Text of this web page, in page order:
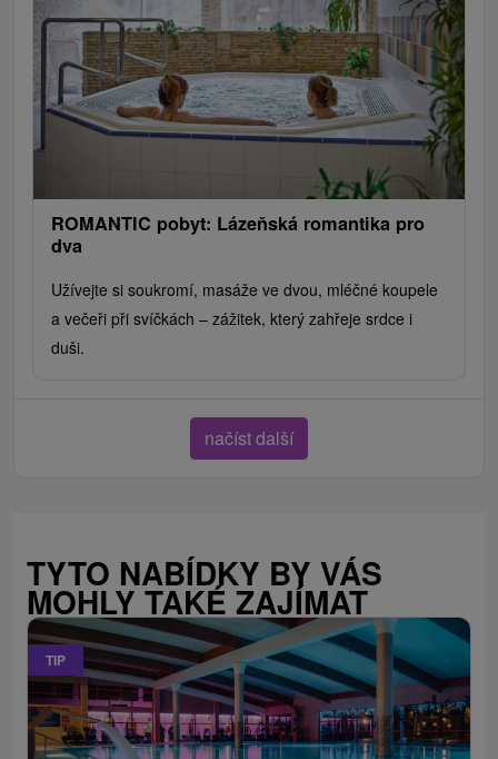
ROMANTIC pobyt: Lázeňská romantika pro
dva
Užívejte si soukromí, masáže ve dvou, mléčné koupele
a večeři při svíčkách – zážitek, který zahřeje srdce i
duši.
načíst další
TYTO NABÍDKY BY VÁS
MOHLY TAKÉ ZAJÍMAT
TIP